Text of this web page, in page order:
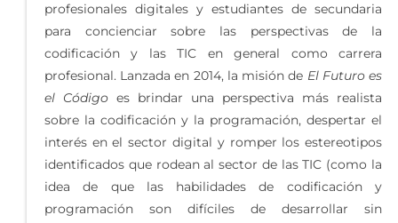
profesionales digitales y estudiantes de secundaria
para concienciar sobre las perspectivas de la
codificación y las TIC en general como carrera
profesional. Lanzada en 2014, la misión de El Futuro es
el Código es brindar una perspectiva más realista
sobre la codificación y la programación, despertar el
interés en el sector digital y romper los estereotipos
identificados que rodean al sector de las TIC (como la
idea de que las habilidades de codificación y
programación son difíciles de desarrollar sin